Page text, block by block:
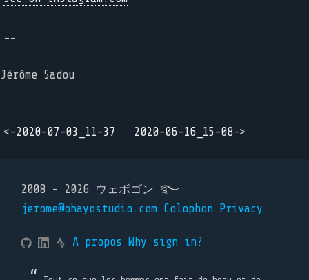
--
Jérôme Sadou
<-2020-07-03_11-37 2020-06-16_15-08->
2008 - 2026 ウェボゴン ࿐
jerome@ohayostudio.com Colophon Privacy
A propos Why sign in?